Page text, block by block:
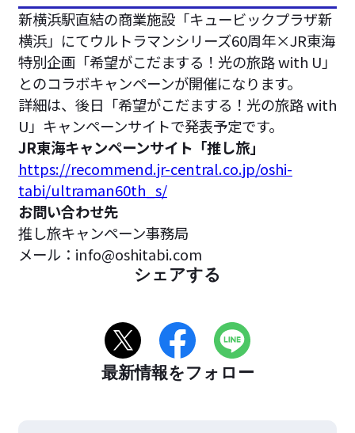
新横浜駅直結の商業施設「キュービックプラザ新
横浜」にてウルトラマンシリーズ60周年×JR東海
特別企画「希望がこだまする！光の旅路 with U」
とのコラボキャンペーンが開催になります。
詳細は、後日「希望がこだまする！光の旅路 with
U」キャンペーンサイトで発表予定です。
JR東海キャンペーンサイト「推し旅」
https://recommend.jr-central.co.jp/oshi-
tabi/ultraman60th_s/
お問い合わせ先
推し旅キャンペーン事務局
メール：info@oshitabi.com
シェアする
最新情報をフォロー